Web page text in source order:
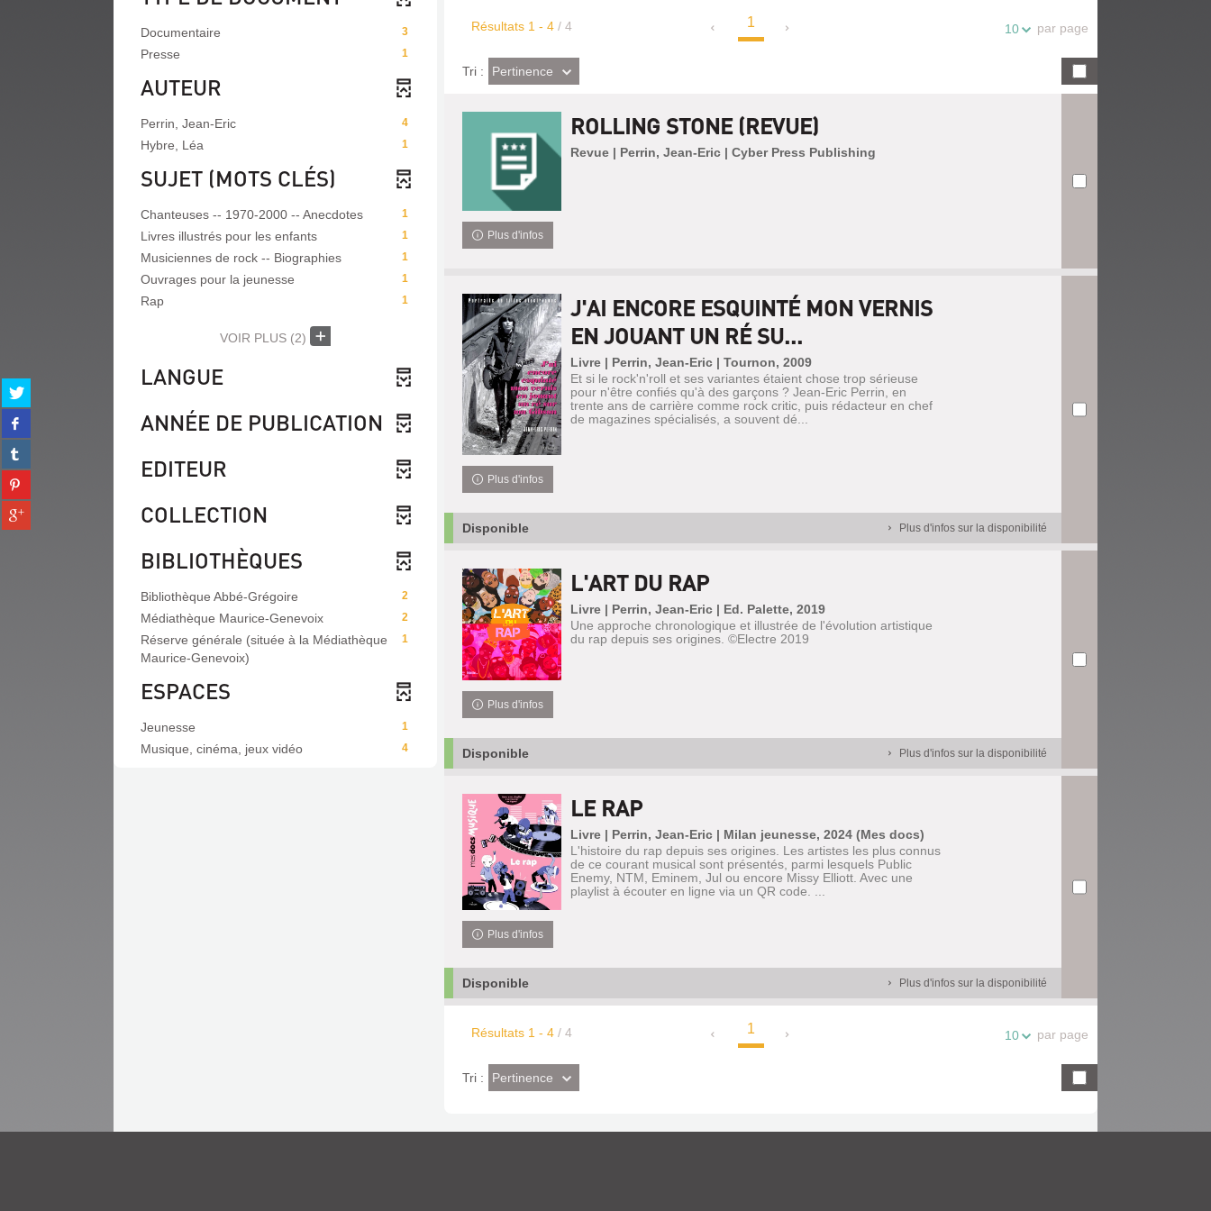
Partager
sur
twitter
(Nouvelle
fenêtre)
Partager
sur
facebook
(Nouvelle
fenêtre)
Partager
sur
tumblr
(Nouvelle
fenêtre)
Partager
sur
pinterest
(Nouvelle
Partager
sur
Résultats 1 - 4 / 4 1 10 par page
Tri :(Effet
imédiat)
Pertinence
ROLLING STONE (REVUE)
Revue | Perrin, Jean-Eric | Cyber Press Publishing
Plus d'infos
J'AI ENCORE ESQUINTÉ MON VERNIS
EN JOUANT UN RÉ SU...
Livre | Perrin, Jean-Eric | Tournon, 2009
Et si le rock'n'roll et ses variantes étaient chose trop sérieuse
pour n'être confiés qu'à des garçons ? Jean-Eric Perrin, en
trente ans de carrière comme rock critic, puis rédacteur en chef
de magazines spécialisés, a souvent dé...
Plus d'infos
Disponible Plus d'infos sur la disponibilité
L'ART DU RAP
Livre | Perrin, Jean-Eric | Ed. Palette, 2019
Une approche chronologique et illustrée de l'évolution artistique
du rap depuis ses origines. ©Electre 2019
Plus d'infos
Disponible Plus d'infos sur la disponibilité
LE RAP
Livre | Perrin, Jean-Eric | Milan jeunesse, 2024 (Mes docs)
L'histoire du rap depuis ses origines. Les artistes les plus connus
de ce courant musical sont présentés, parmi lesquels Public
Enemy, NTM, Eminem, Jul ou encore Missy Elliott. Avec une
playlist à écouter en ligne via un QR code. ...
Plus d'infos
Disponible Plus d'infos sur la disponibilité
Résultats 1- 4 / 4 1 10 par page
Tri :(Effet
imédiat)
Pertinence
3
Documentaire
1
Presse
AUTEUR
4
Perrin, Jean-Eric
1
Hybre, Léa
SUJET (MOTS CLÉS)
1
Chanteuses -- 1970-2000 -- Anecdotes
1
Livres illustrés pour les enfants
1
Musiciennes de rock -- Biographies
1
Ouvrages pour la jeunesse
1
Rap
VOIR PLUS (2)
LANGUE
ANNÉE DE PUBLICATION
EDITEUR
COLLECTION
BIBLIOTHÈQUES
2
Bibliothèque Abbé-Grégoire
2
Médiathèque Maurice-Genevoix
1
Réserve générale (située à la Médiathèque
Maurice-Genevoix)
ESPACES
1
Jeunesse
4
Musique, cinéma, jeux vidéo